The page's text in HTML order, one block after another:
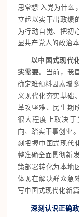
思常想‘入党为什么
立起以实干出政绩
为行动自觉、把初
显共产党人的政治
以中国式现代
实需要。当前，我
确定难预料因素增
义现代化夯实基础
革攻坚难、民生期
很大程度上取决于
向、踏实干事创业
刻把握中国式现代
整准确全面贯彻新
策部署转化为本地
体现在解决群众急
写中国式现代化新篇
深刻认识正确